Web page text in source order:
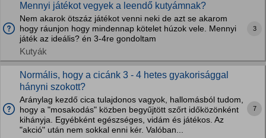
Mennyi játékot vegyek a leendő kutyámnak?
Nem akarok ötszáz játékot venni neki de azt se akarom
hogy ráunjon hogy mindennap kötelet húzok vele. Mennyi
játék az ideális? én 3-4re gondoltam
Kutyák
3
Normális, hogy a cicánk 3 - 4 hetes gyakorisággal
hányni szokott?
Aránylag kezdő cica tulajdonos vagyok, hallomásból tudom,
hogy a "mosakodás" közben begyűjtött szőrt időközönként
kihányja. Egyébként egészséges, vidám és játékos. Az
"akció" után nem sokkal enni kér. Valóban...
7